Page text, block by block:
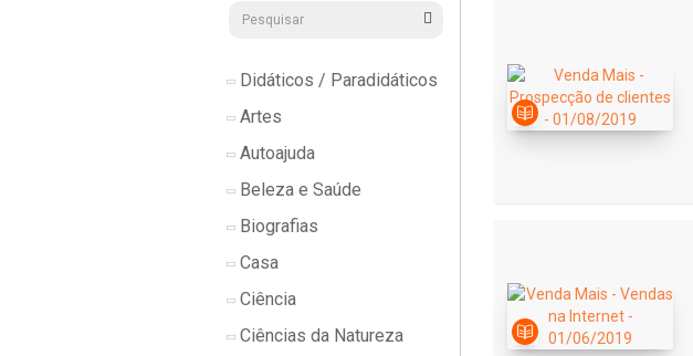
Didáticos / Paradidáticos
Artes
Autoajuda
Beleza e Saúde
Biografias
Casa
Ciência
Ciências da Natureza